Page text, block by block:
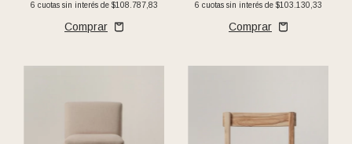
6 cuotas sin interés de $108.787,83
6 cuotas sin interés de $103.130,33